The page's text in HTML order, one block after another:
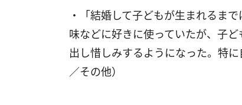
・「結婚して子どもが生まれるま
味などに好きに使っていたが、子
出し惜しみするようになった。特
／その他）